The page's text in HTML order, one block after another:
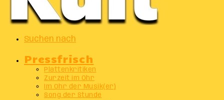
Suchen nach
Pressfrisch
Plattenkritiken
Zurzeit im Ohr
Im Ohr der Musik(er)
Song der Stunde